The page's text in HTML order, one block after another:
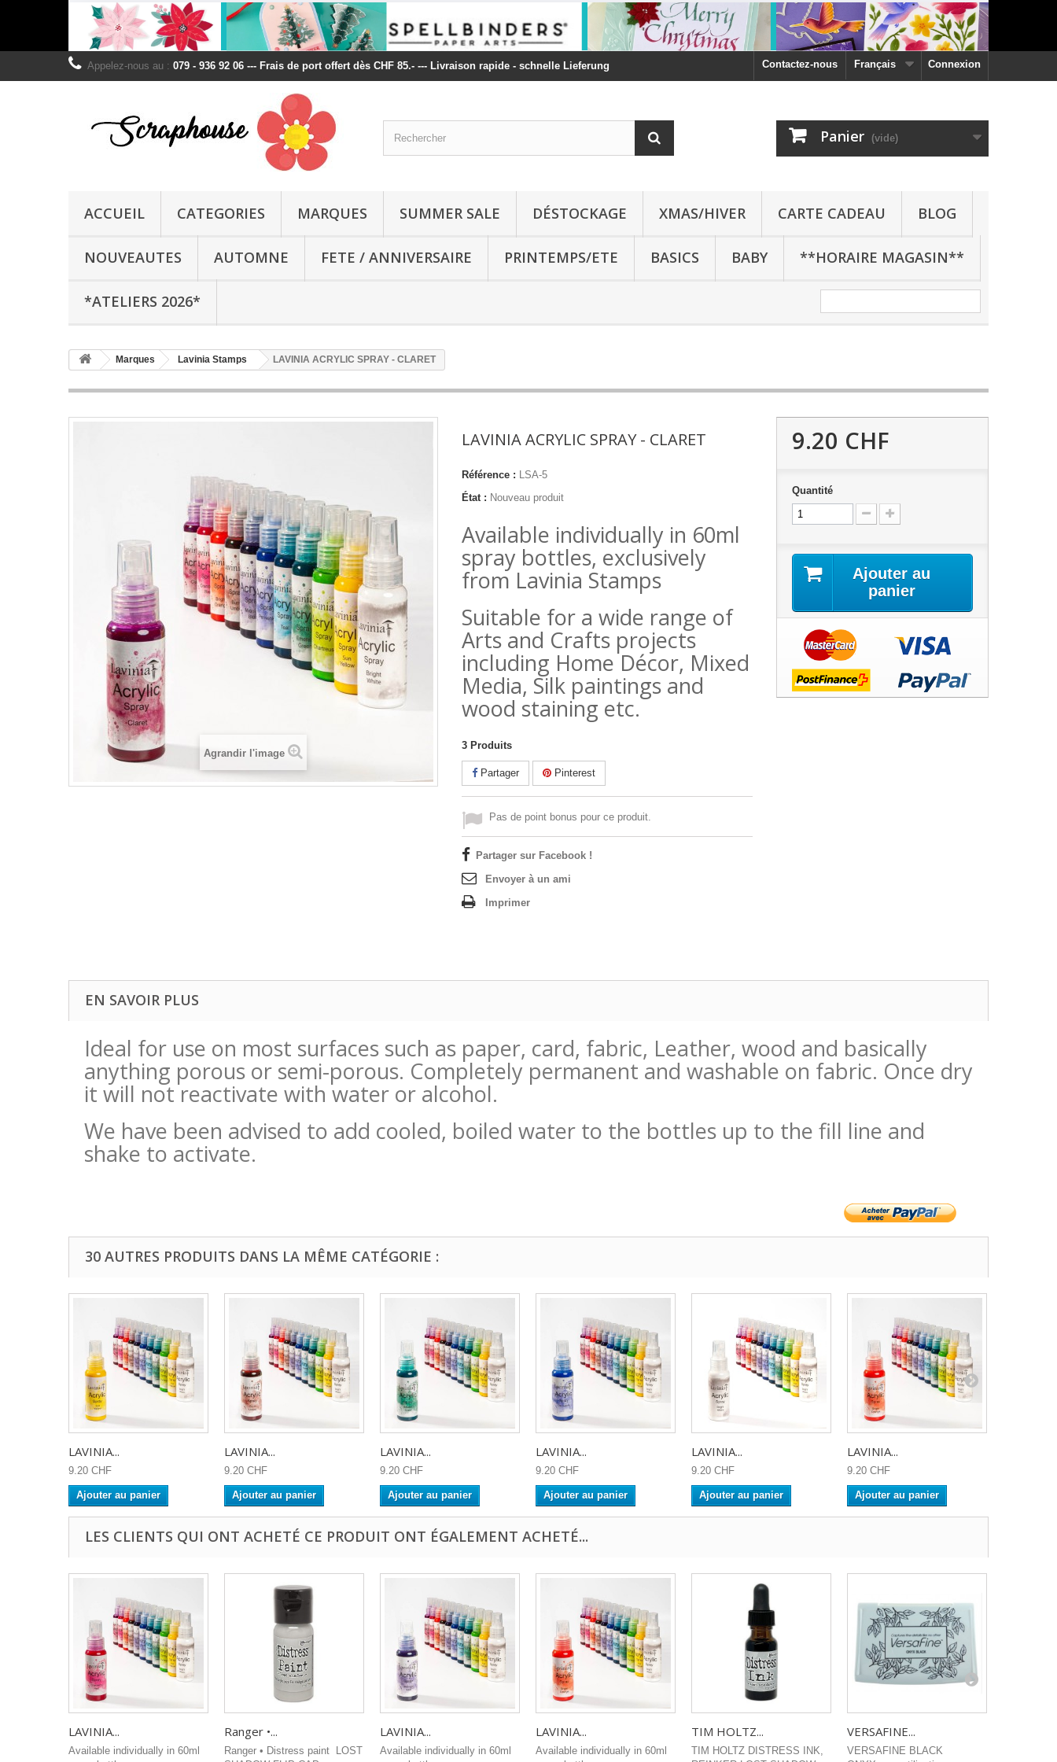
Connexion
Français
Contactez-nous
Appelez-nous au : 079 - 936 92 06 --- Frais de port offert dès CHF 85.- --- Livraison rapide - schnelle Lieferung
Panier (vide)
ACCUEIL CATEGORIES MARQUES SUMMER SALE DÉSTOCKAGE XMAS/HIVER CARTE CADEAU BLOG
NOUVEAUTES AUTOMNE FETE / ANNIVERSAIRE PRINTEMPS/ETE BASICS BABY **HORAIRE MAGASIN**
*ATELIERS 2026*
Marques Lavinia Stamps LAVINIA ACRYLIC SPRAY - CLARET
Agrandir l'image
LAVINIA ACRYLIC SPRAY - CLARET
Référence : LSA-5
État : Nouveau produit
Available individually in 60ml
spray bottles, exclusively
from Lavinia Stamps
Suitable for a wide range of
Arts and Crafts projects
including Home Décor, Mixed
Media, Silk paintings and
wood staining etc.
3 Produits
Partager Pinterest
Pas de point bonus pour ce produit.
Partager sur Facebook !
Envoyer à un ami
Imprimer
9.20 CHF
Quantité
Ajouter au
panier
EN SAVOIR PLUS
Ideal for use on most surfaces such as paper, card, fabric, Leather, wood and basically
anything porous or semi-porous. Completely permanent and washable on fabric. Once dry
it will not reactivate with water or alcohol.
We have been advised to add cooled, boiled water to the bottles up to the fill line and
shake to activate.
30 AUTRES PRODUITS DANS LA MÊME CATÉGORIE :
LAVINIA...
9.20 CHF
Ajouter au panier
LAVINIA...
9.20 CHF
Ajouter au panier
LAVINIA...
9.20 CHF
Ajouter au panier
LAVINIA...
9.20 CHF
Ajouter au panier
LAVINIA...
9.20 CHF
Ajouter au panier
LAVINIA...
9.20 CHF
Ajouter au panier
LES CLIENTS QUI ONT ACHETÉ CE PRODUIT ONT ÉGALEMENT ACHETÉ...
LAVINIA...
Available individually in 60ml
Ranger •...
Ranger • Distress paint LOST
LAVINIA...
Available individually in 60ml
LAVINIA...
Available individually in 60ml
TIM HOLTZ...
TIM HOLTZ DISTRESS INK,
VERSAFINE...
VERSAFINE BLACK